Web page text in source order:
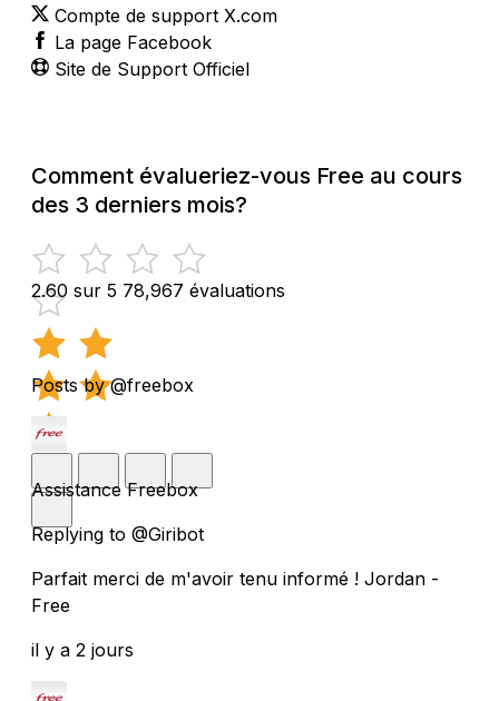
Compte de support X.com
La page Facebook
Site de Support Officiel
Comment évalueriez-vous Free au cours
des 3 derniers mois?
2.60 sur 5 78,967 évaluations
Posts by @freebox
Assistance Freebox
Replying to @Giribot
Parfait merci de m'avoir tenu informé ! Jordan -
Free
il y a 2 jours